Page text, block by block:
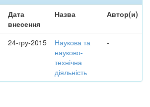
Дата
внесення
Назва Автор(и)
24-гру-2015
Наукова та
науково-
технічна
діяльність
-